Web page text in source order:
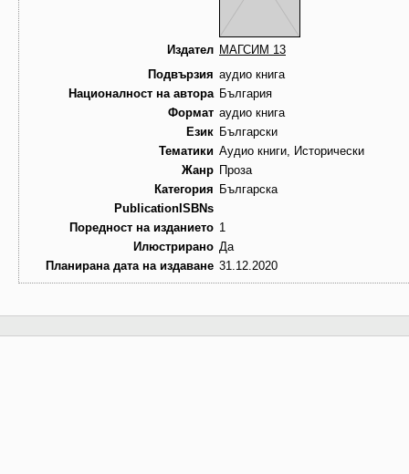
Издател МАГСИМ 13
Подвързия аудио книга
Националност на автора България
Формат аудио книга
Език Български
Тематики Аудио книги, Исторически
Жанр Проза
Категория Българска
PublicationISBNs
Поредност на изданието 1
Илюстрирано Да
Планирана дата на издаване 31.12.2020